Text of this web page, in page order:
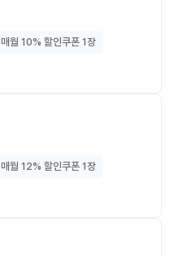
매월 10% 할인쿠폰 1장
매월 12% 할인쿠폰 1장